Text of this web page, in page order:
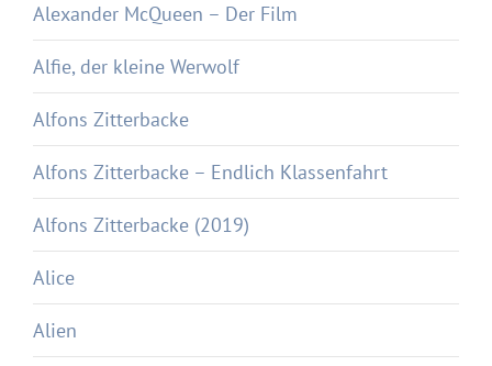
Alexander McQueen – Der Film
Alfie, der kleine Werwolf
Alfons Zitterbacke
Alfons Zitterbacke – Endlich Klassenfahrt
Alfons Zitterbacke (2019)
Alice
Alien